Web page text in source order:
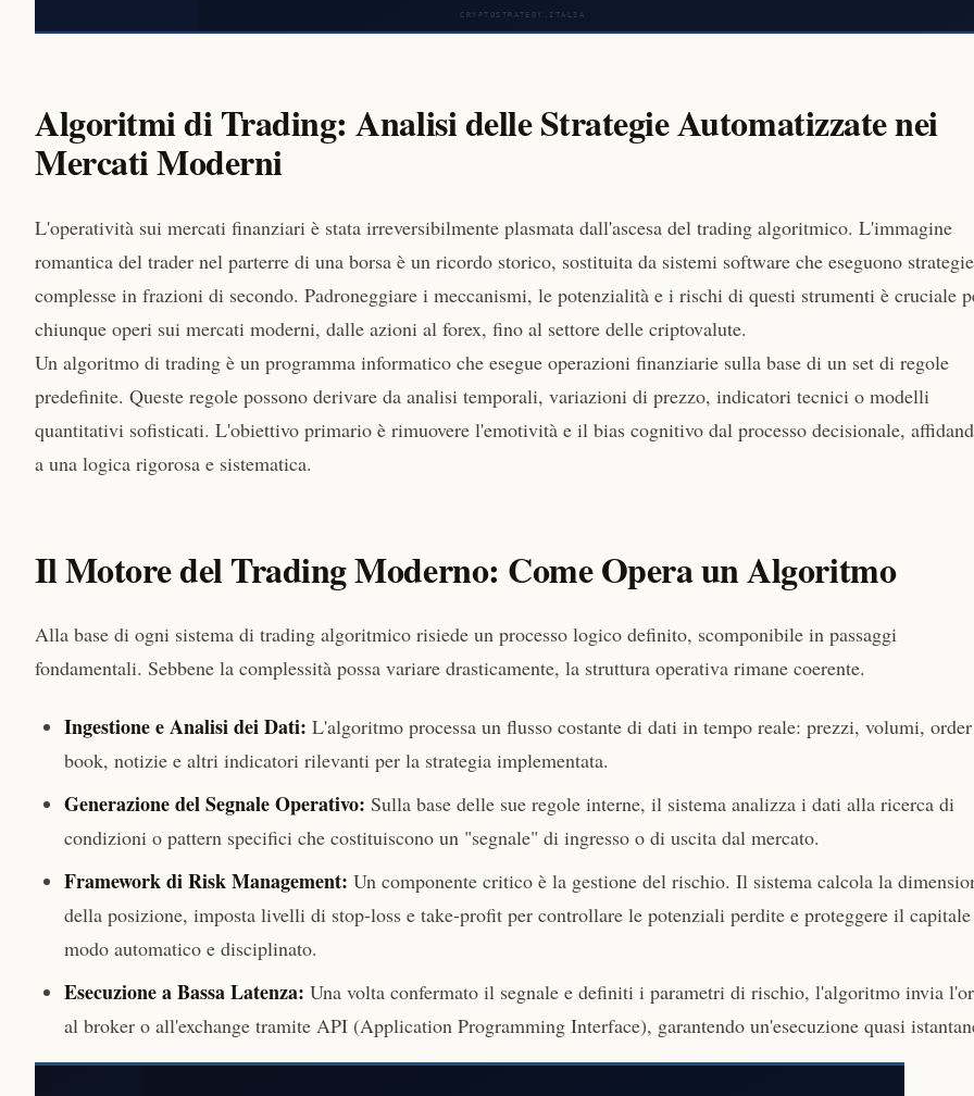
Algoritmi di Trading: Analisi delle Strategie Automatizzate nei
Mercati Moderni
L'operatività sui mercati finanziari è stata irreversibilmente plasmata dall'ascesa del trading algoritmico. L'immagine
romantica del trader nel parterre di una borsa è un ricordo storico, sostituita da sistemi software che eseguono strategie
complesse in frazioni di secondo. Padroneggiare i meccanismi, le potenzialità e i rischi di questi strumenti è cruciale
chiunque operi sui mercati moderni, dalle azioni al forex, fino al settore delle criptovalute.
Un algoritmo di trading è un programma informatico che esegue operazioni finanziarie sulla base di un set di regole
predefinite. Queste regole possono derivare da analisi temporali, variazioni di prezzo, indicatori tecnici o modelli
quantitativi sofisticati. L'obiettivo primario è rimuovere l'emotività e il bias cognitivo dal processo decisionale,
a una logica rigorosa e sistematica.
Il Motore del Trading Moderno: Come Opera un Algoritmo
Alla base di ogni sistema di trading algoritmico risiede un processo logico definito, scomponibile in passaggi
fondamentali. Sebbene la complessità possa variare drasticamente, la struttura operativa rimane coerente.
Ingestione e Analisi dei Dati: L'algoritmo processa un flusso costante di dati in tempo reale: prezzi, volumi, order
book, notizie e altri indicatori rilevanti per la strategia implementata.
Generazione del Segnale Operativo: Sulla base delle sue regole interne, il sistema analizza i dati alla ricerca di
condizioni o pattern specifici che costituiscono un "segnale" di ingresso o di uscita dal mercato.
Framework di Risk Management: Un componente critico è la gestione del rischio. Il sistema calcola la
della posizione, imposta livelli di stop-loss e take-profit per controllare le potenziali perdite e proteggere il
modo automatico e disciplinato.
Esecuzione a Bassa Latenza: Una volta confermato il segnale e definiti i parametri di rischio, l'algoritmo invia
al broker o all'exchange tramite API (Application Programming Interface), garantendo un'esecuzione quasi